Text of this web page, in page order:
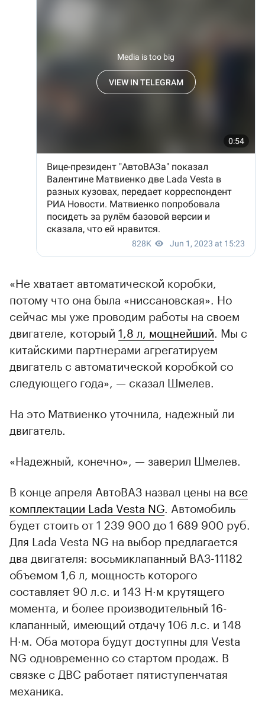
«Не хватает автоматической коробки,
потому что она была «ниссановская». Но
сейчас мы уже проводим работы на своем
двигателе, который 1,8 л, мощнейший . Мы с
китайскими партнерами агрегатируем
двигатель с автоматической коробкой со
следующего года», — сказал Шмелев.
На это Матвиенко уточнила, надежный ли
двигатель.
«Надежный, конечно», — заверил Шмелев.
В конце апреля АвтоВАЗ назвал цены на все
комплектации Lada Vesta NG . Автомобиль
будет стоить от 1 239 900 до 1 689 900 руб.
Для Lada Vesta NG на выбор предлагается
два двигателя: восьмиклапанный ВАЗ-11182
объемом 1,6 л, мощность которого
составляет 90 л.с. и 143 Н·м крутящего
момента, и более производительный 16-
клапанный, имеющий отдачу 106 л.с. и 148
Н·м. Оба мотора будут доступны для Vesta
NG одновременно со стартом продаж. В
связке с ДВС работает пятиступенчатая
механика.